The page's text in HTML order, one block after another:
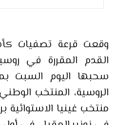
القدم المقررة في
سحبها اليوم السبت
الروسية، المنتخب
منتخب غينيا الاستوائية